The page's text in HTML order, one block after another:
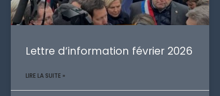
Lettre d’information février 2026
LIRE LA SUITE »